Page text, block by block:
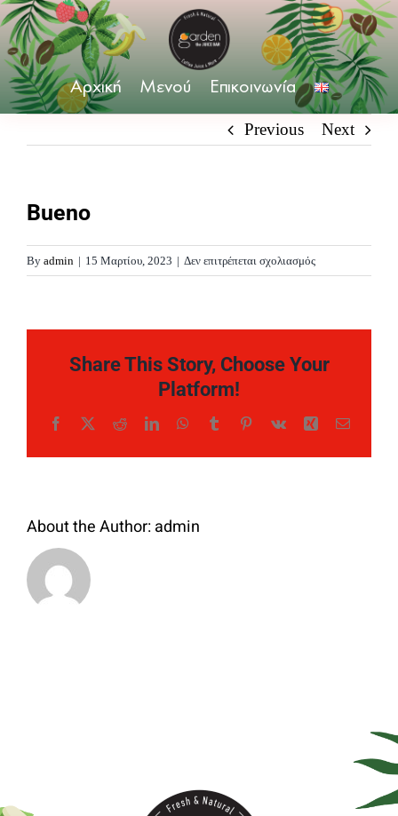
Skip
to
content
Αρχική Μενού Επικοινωνία
Previous Next
Bueno
By admin | 15 Μαρτίου, 2023 | Δεν επιτρέπεται σχολιασμόςστο
Bueno
Share This Story, Choose Your
Platform!
Facebook
X RedditLinkedInWhatsApp
TumblrPinterest
Vk Xing Email
About the Author:admin